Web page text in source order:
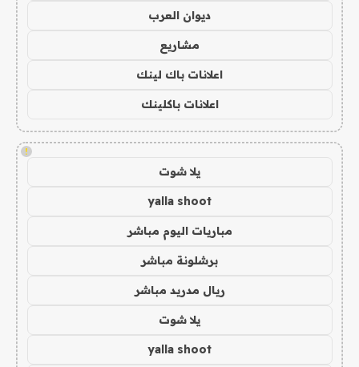
ديوان العرب
مشاريع
اعلانات باك لينك
اعلانات باكلينك
!
يلا شوت
yalla shoot
مباريات اليوم مباشر
برشلونة مباشر
ريال مدريد مباشر
يلا شوت
yalla shoot